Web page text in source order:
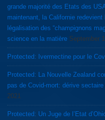
grande majorité des Etats des
maintenant, la Californie
légalisation des “champignons
science en la matière September
Protected: Ivermectine pour le
Protected: La Nouvelle Zealand
pas de Covid-mort: dérive
2021
Protected: Un Juge de l’Etat